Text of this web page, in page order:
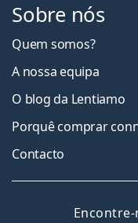
Sobre nós
Quem somos?
A nossa equipa
O blog da Lentiamo
Porquê comprar
Contacto